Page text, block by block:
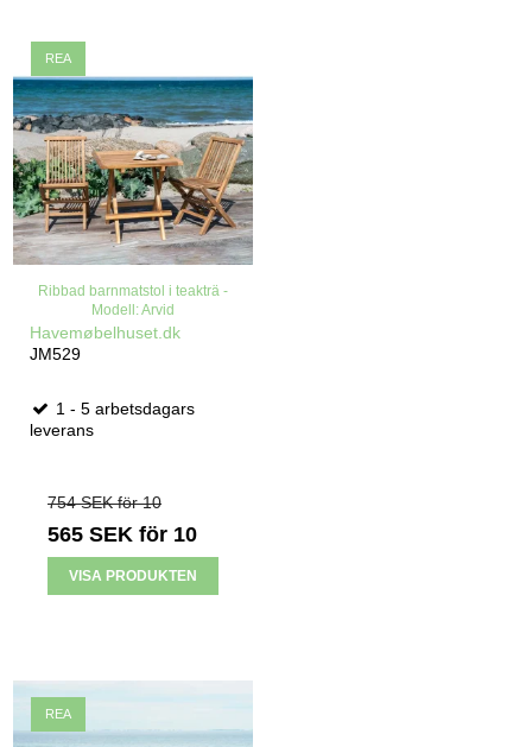
REA
Ribbad barnmatstol i teakträ -
Modell: Arvid
Havemøbelhuset.dk
JM529
1 - 5 arbetsdagars
leverans
754 SEK för 10
565 SEK för 10
VISA PRODUKTEN
REA